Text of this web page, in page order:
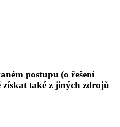
postupu (o řešení
získat také z jiných zdrojů